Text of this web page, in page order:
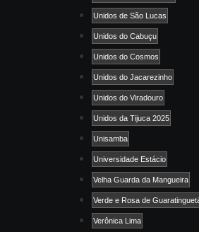
Unidos de São Lucas
Unidos do Cabuçu
Unidos do Cosmos
Unidos do Jacarezinho
Unidos do Viradouro
Unidos da Tijuca 2025
Unisamba
Universidade Estácio
Velha Guarda da Mangueira
Verde e Rosa de
Verônica Lima